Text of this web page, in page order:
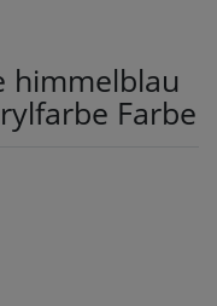
himmelblau
Farbe